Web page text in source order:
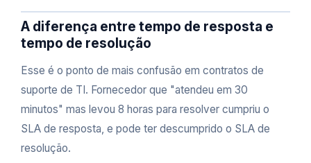
A diferença entre tempo de resposta e
tempo de resolução
Esse é o ponto de mais confusão em contratos de
suporte de TI. Fornecedor que "atendeu em 30
minutos" mas levou 8 horas para resolver cumpriu o
SLA de resposta, e pode ter descumprido o SLA de
resolução.